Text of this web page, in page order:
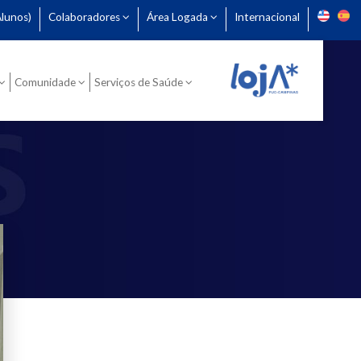
Colaboradores Área Logada Internacional
Comunidade Serviços de Saúde